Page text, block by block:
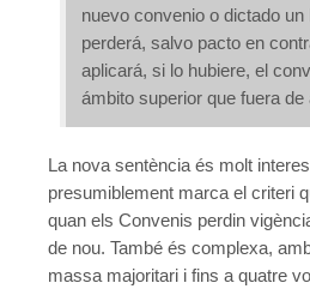
nuevo convenio o dictado un
perderá, salvo pacto en
aplicará, si lo hubiere, el
ámbito superior que fuera de
La nova sentència és molt
presumiblement marca el criteri
quan els Convenis perdin
de nou. També és complexa,
massa majoritari i fins a quatre